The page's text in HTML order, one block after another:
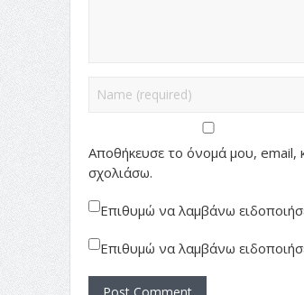
Αποθήκευσε το όνομά μου,
σχολιάσω.
Επιθυμώ να λαμβάνω
Επιθυμώ να λαμβάνω